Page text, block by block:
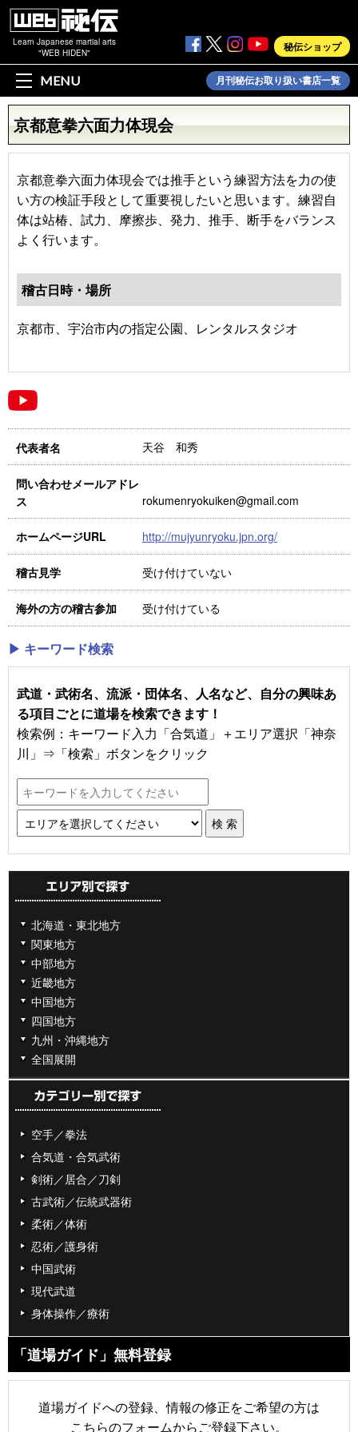
Learn Japanese martial arts
"WEB HIDEN"
秘伝ショップ
MENU 月刊秘伝お取り扱い書店一覧
京都意拳六面力体現会
京都意拳六面力体現会では推手という練習方法を力の使
い方の検証手段として重要視したいと思います。練習自
体は站椿、試力、摩擦歩、発力、推手、断手をバランス
よく行います。
稽古日時・場所
京都市、宇治市内の指定公園、レンタルスタジオ
代表者名 天谷 和秀
問い合わせメールアドレ
ス
rokumenryokuiken@gmail.com
ホームページURL http://mujyunryoku.jpn.org/
稽古見学 受け付けていない
海外の方の稽古参加 受け付けている
▶ キーワード検索
武道・武術名、流派・団体名、人名など、自分の興味あ
る項目ごとに道場を検索できます！
検索例：キーワード入力「合気道」＋エリア選択「神奈
川」⇒「検索」ボタンをクリック
北海道・東北地方
関東地方
中部地方
近畿地方
中国地方
四国地方
九州・沖縄地方
全国展開
空手／拳法
合気道・合気武術
剣術／居合／刀剣
古武術／伝統武器術
柔術／体術
忍術／護身術
中国武術
現代武道
身体操作／療術
「道場ガイド」無料登録
道場ガイドへの登録、情報の修正をご希望の方は
こちらのフォームからご登録下さい。